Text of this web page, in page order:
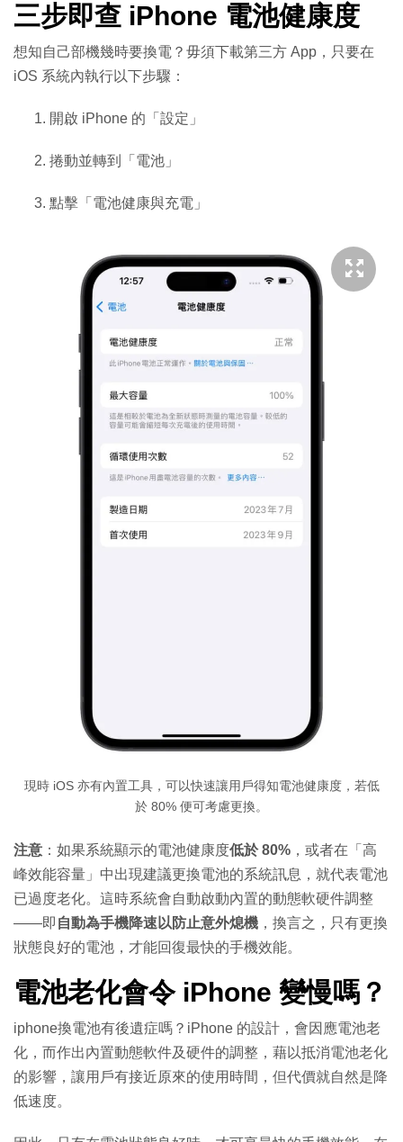
三步即查 iPhone 電池健康度
想知自己部機幾時要換電？毋須下載第三方 App，只要在
iOS 系統內執行以下步驟：
開啟 iPhone 的「設定」
捲動並轉到「電池」
點擊「電池健康與充電」
現時 iOS 亦有內置工具，可以快速讓用戶得知電池健康度，若低
於 80% 便可考慮更換。
注意 ：如果系統顯示的電池健康度低於 80% ，或者在「高
峰效能容量」中出現建議更換電池的系統訊息，就代表電池
已過度老化。這時系統會自動啟動內置的動態軟硬件調整
——即 自動為手機降速以防止意外熄機 ，換言之，只有更換
狀態良好的電池，才能回復最快的手機效能。
電池老化會令 iPhone 變慢嗎？
iphone換電池有後遺症嗎？iPhone 的設計，會因應電池老
化，而作出內置動態軟件及硬件的調整，藉以抵消電池老化
的影響，讓用戶有接近原來的使用時間，但代價就自然是降
低速度。